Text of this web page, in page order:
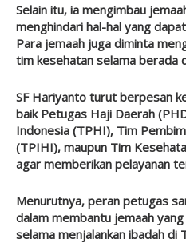
Selain itu, ia mengimbau
menghindari hal-hal yang
Para jemaah juga diminta
tim kesehatan selama berada
SF Hariyanto turut berpesan
baik Petugas Haji Daerah
Indonesia (TPHI), Tim
(TPIHI), maupun Tim
agar memberikan pelayanan
Menurutnya, peran petugas
dalam membantu jemaah
selama menjalankan ibadah di